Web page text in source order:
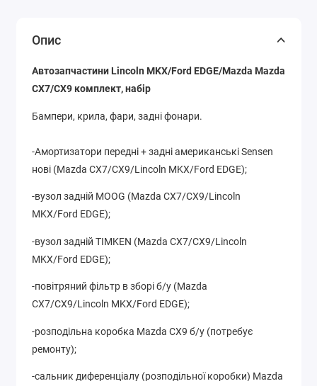
Опис
Автозапчастини Lincoln MKX/Ford EDGE/Mazda Mazda
CX7/CX9 комплект, набір
Бампери, крила, фари, задні фонари.
-Амортизатори передні + задні американські Sensen
нові (Mazda CX7/CX9/Lincoln MKX/Ford EDGE);
-вузол задній MOOG (Mazda CX7/CX9/Lincoln
MKX/Ford EDGE);
-вузол задній TIMKEN (Mazda CX7/CX9/Lincoln
MKX/Ford EDGE);
-повітряний фільтр в зборі б/у (Mazda
CX7/CX9/Lincoln MKX/Ford EDGE);
-розподільна коробка Mazda CX9 б/у (потребує
ремонту);
-сальник диференціалу (розподільної коробки) Mazda